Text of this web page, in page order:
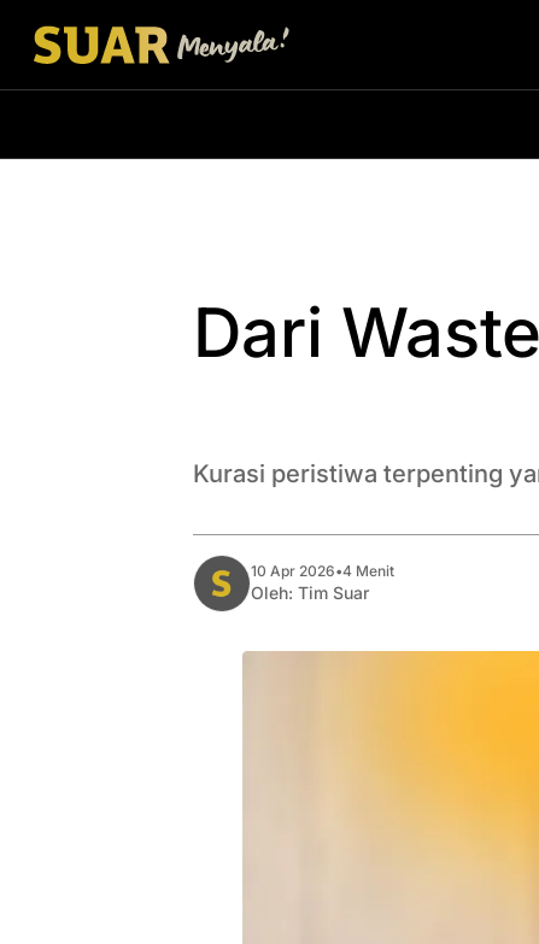
Dari
Kurasi peristiwa terpenting
10 Apr 2026•4 Menit
Oleh: Tim Suar